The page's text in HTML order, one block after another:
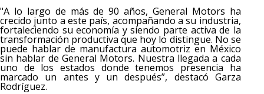
"A lo largo de más de 90 años, General Motors ha
crecido junto a este país, acompañando a su industria,
fortaleciendo su economía y siendo parte activa de la
transformación productiva que hoy lo distingue. No se
puede hablar de manufactura automotriz en México
sin hablar de General Motors. Nuestra llegada a cada
uno de los estados donde tenemos presencia ha
marcado un antes y un después”, destacó Garza
Rodríguez.